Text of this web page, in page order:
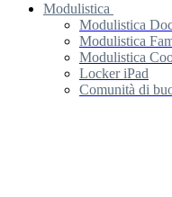
Modulistica
Modulistica
Modulistica
Modulistica
Locker iPad
Comunità di